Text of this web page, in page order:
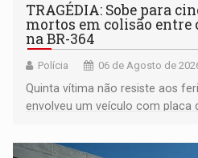
TRAGÉDIA: Sobe para
mortos em colisão entre
na BR-364
Polícia 06 de Agosto de
Quinta vítima não resiste aos
envolveu um veículo com placa